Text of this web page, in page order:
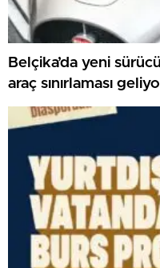
Belçika’da yeni
araç sınırlaması